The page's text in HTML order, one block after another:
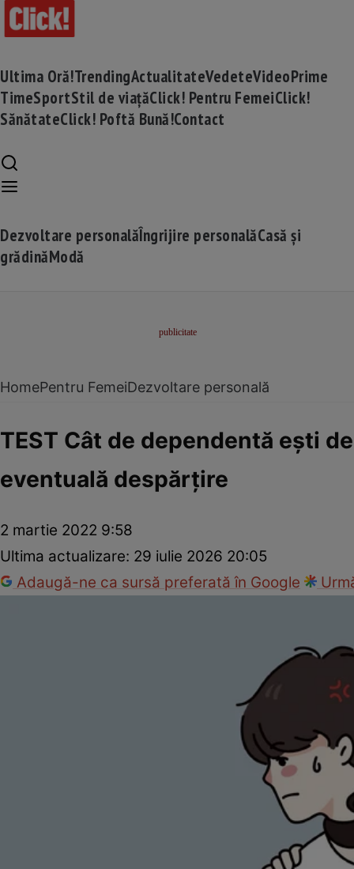
Ultima Oră!TrendingActualitateVedeteVideoPrime
TimeSportStil de viațăClick! Pentru FemeiClick!
SănătateClick! Poftă Bună!Contact
Dezvoltare personalăÎngrijire personalăCasă și
grădinăModă
HomePentru FemeiDezvoltare personală
TEST Cât de dependentă eşti
eventuală despărţire
2 martie 2022 9:58
Ultima actualizare: 29 iulie 2026 20:05
Adaugă-ne ca sursă preferată în Google